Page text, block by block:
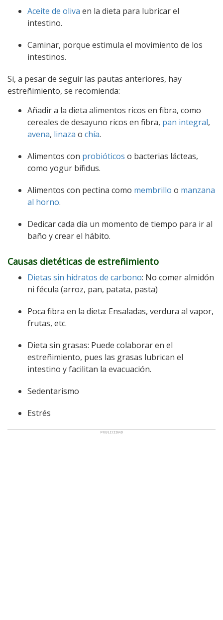
Aceite de oliva en la dieta para lubricar el
intestino.
Caminar, porque estimula el movimiento de los
intestinos.
Si, a pesar de seguir las pautas anteriores, hay
estreñimiento, se recomienda:
Añadir a la dieta alimentos ricos en fibra, como
cereales de desayuno ricos en fibra, pan integral,
avena, linaza o chía.
Alimentos con probióticos o bacterias lácteas,
como yogur bífidus.
Alimentos con pectina como membrillo o manzana
al horno.
Dedicar cada día un momento de tiempo para ir al
baño y crear el hábito.
Causas dietéticas de estreñimiento
Dietas sin hidratos de carbono: No comer almidón
ni fécula (arroz, pan, patata, pasta)
Poca fibra en la dieta: Ensaladas, verdura al vapor,
frutas, etc.
Dieta sin grasas: Puede colaborar en el
estreñimiento, pues las grasas lubrican el
intestino y facilitan la evacuación.
Sedentarismo
Estrés